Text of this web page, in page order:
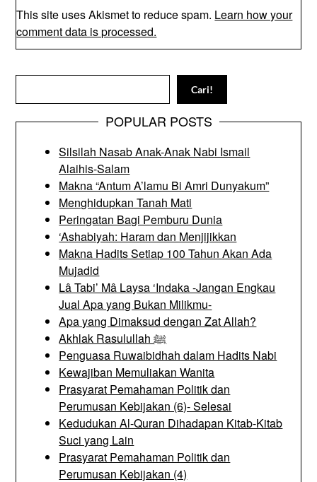
This site uses Akismet to reduce spam. Learn how your
comment data is processed.
Cari!
POPULAR POSTS
Silsilah Nasab Anak-Anak Nabi Ismail
Alaihis-Salam
Makna “Antum A’lamu Bi Amri Dunyakum”
Menghidupkan Tanah Mati
Peringatan Bagi Pemburu Dunia
‘Ashabiyah: Haram dan Menjijikkan
Makna Hadits Setiap 100 Tahun Akan Ada
Mujadid
Lâ Tabi’ Mâ Laysa ‘Indaka -Jangan Engkau
Jual Apa yang Bukan Milikmu-
Apa yang Dimaksud dengan Zat Allah?
Akhlak Rasulullah ﷺ
Penguasa Ruwaibidhah dalam Hadits Nabi
Kewajiban Memuliakan Wanita
Prasyarat Pemahaman Politik dan
Perumusan Kebijakan (6)- Selesai
Kedudukan Al-Quran Dihadapan Kitab-Kitab
Suci yang Lain
Prasyarat Pemahaman Politik dan
Perumusan Kebijakan (4)